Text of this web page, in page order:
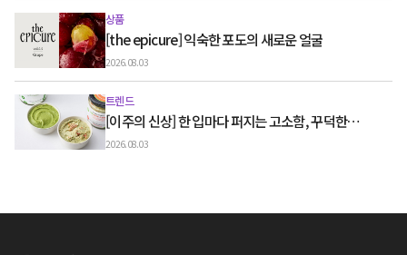
상품
[the epicure] 익숙한 포도의 새로운 얼굴
2026.08.03
트렌드
[이주의 신상] 한 입마다 퍼지는 고소함, 꾸덕한
그릭요거트와 우유 디저트
2026.08.03